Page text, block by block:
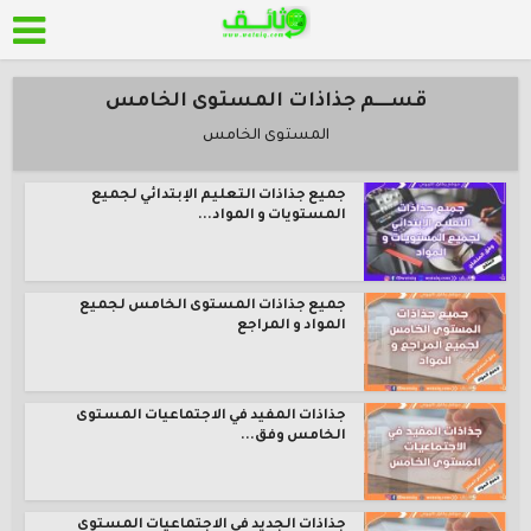
قســــم جذاذات المستوى الخامس
المستوى الخامس
جميع جذاذات التعليم الإبتدائي لجميع
المستويات و المواد...
جميع جذاذات المستوى الخامس لجميع
المواد و المراجع
جذاذات المفيد في الاجتماعيات المستوى
الخامس وفق...
جذاذات الجديد في الاجتماعيات المستوى